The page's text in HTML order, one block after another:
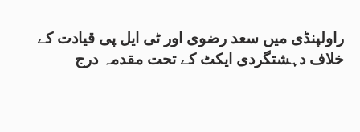
راولپنڈی میں سعد رضوی اور ٹی ایل پی قیادت کے
خلاف دہشتگردی ایکٹ کے تحت مقدمہ درج